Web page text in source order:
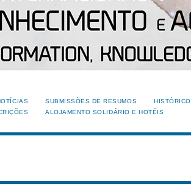
SUBMISSÕES DE RESUMOS
HISTÓRICO
ALOJAMENTO SOLIDÁRIO E HOTÉIS